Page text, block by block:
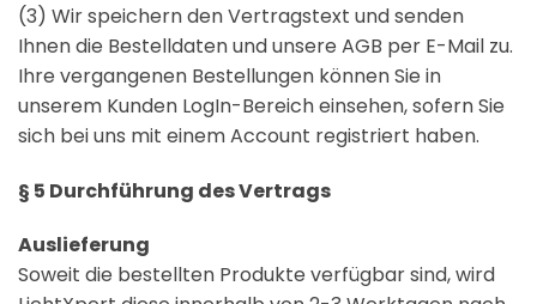
(3) Wir speichern den Vertragstext und senden
Ihnen die Bestelldaten und unsere AGB per E-Mail zu.
Ihre vergangenen Bestellungen können Sie in
unserem Kunden LogIn-Bereich einsehen, sofern Sie
sich bei uns mit einem Account registriert haben.
§ 5 Durchführung des Vertrags
Auslieferung
Soweit die bestellten Produkte verfügbar sind, wird